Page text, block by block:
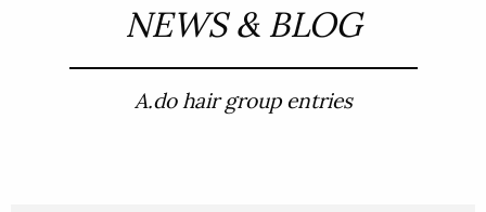
NEWS & BLOG
A.do hair group entries